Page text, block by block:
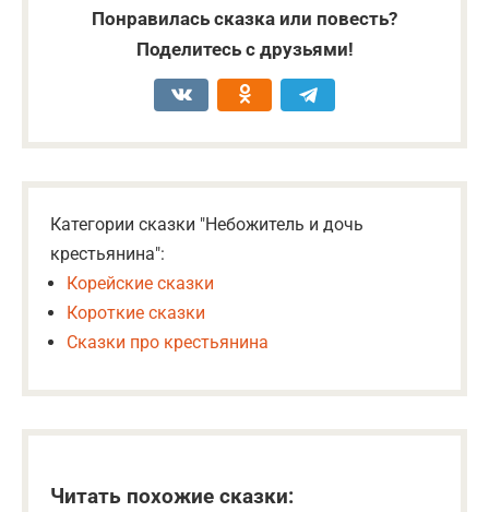
Понравилась сказка или повесть?
Поделитесь с друзьями!
Категории сказки "Небожитель и дочь
крестьянина":
Корейские сказки
Короткие сказки
Сказки про крестьянина
Читать похожие сказки: